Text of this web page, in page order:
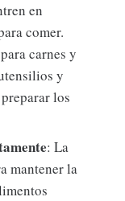
en
comer.
carnes y
y
los
: La
mantener la